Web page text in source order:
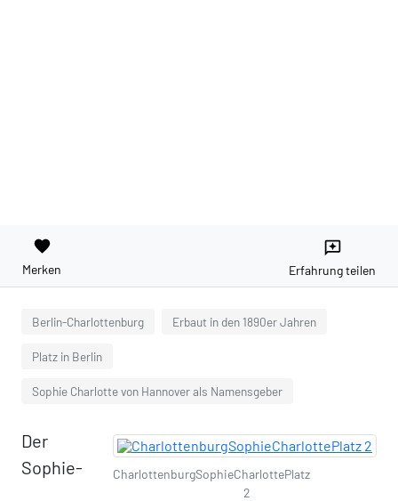
favorite
Merken
reviews
Erfahrung teilen
Berlin-Charlottenburg Erbaut in den 1890er Jahren
Platz in Berlin
Sophie Charlotte von Hannover als Namensgeber
CharlottenburgSophieCharlottePlatz
2
Der
Sophie-